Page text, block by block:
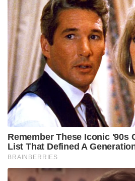
Remember These Iconic '90s
List That Defined A
BRAINBERRIES